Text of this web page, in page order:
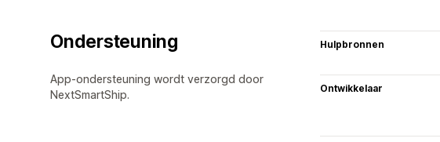
Ondersteuning
App-ondersteuning wordt verzorgd door
NextSmartShip.
Hulpbronnen
Ontwikkelaar